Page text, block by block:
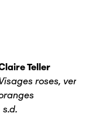
Teller
roses,
s.d.